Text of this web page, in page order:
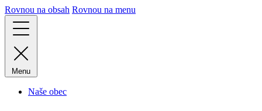
Rovnou na obsah Rovnou na menu
Menu
Naše obec